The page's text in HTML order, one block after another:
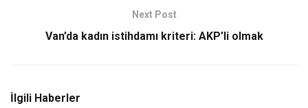
Next Post
Van’da kadın istihdamı kriteri: AKP’li olmak
İlgili Haberler